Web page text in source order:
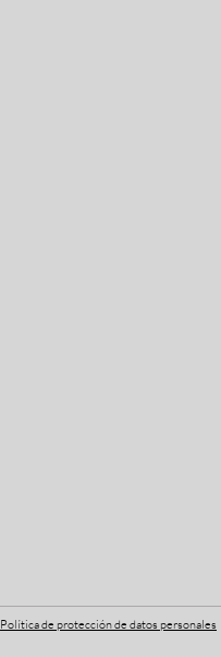
Política de protección de datos personales